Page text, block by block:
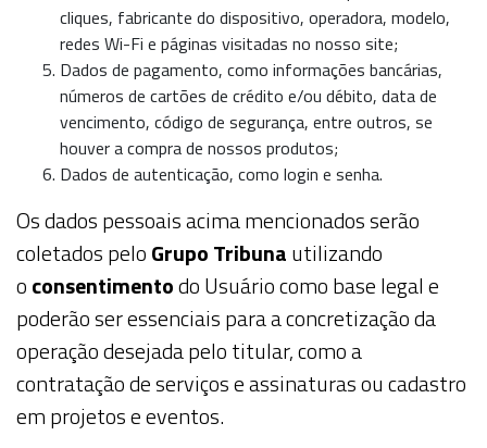
cliques, fabricante do dispositivo, operadora, modelo,
redes Wi-Fi e páginas visitadas no nosso site;
Dados de pagamento, como informações bancárias,
números de cartões de crédito e/ou débito, data de
vencimento, código de segurança, entre outros, se
houver a compra de nossos produtos;
Dados de autenticação, como login e senha.
Os dados pessoais acima mencionados serão
coletados peloGrupo Tribunautilizando
oconsentimentodoUsuáriocomo base legal e
poderão ser essenciais para a concretização da
operação desejada pelo titular, como a
contratação de serviços e assinaturas ou cadastro
em projetos e eventos.